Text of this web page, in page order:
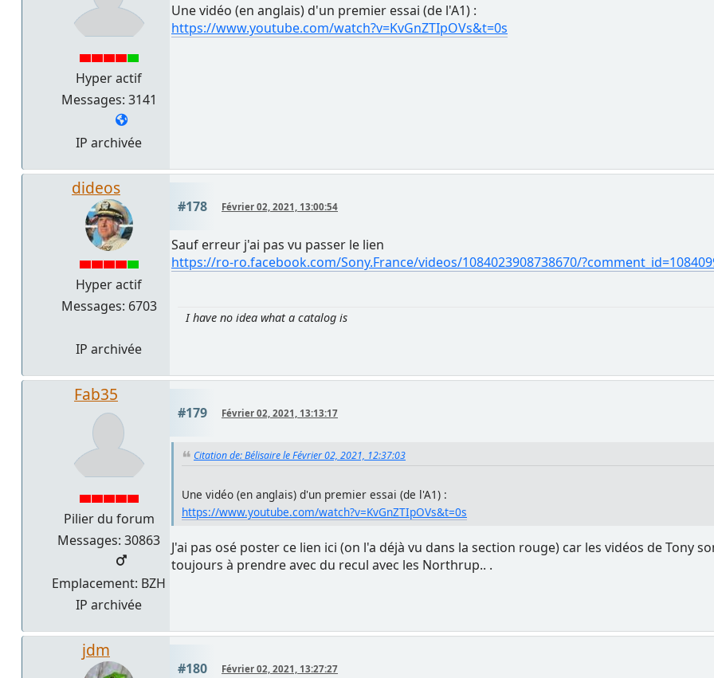
Hyper actif
Messages: 3141
IP archivée
Une vidéo (en anglais) d'un premier essai (de l'A1) :
https://www.youtube.com/watch?v=KvGnZTIpOVs&t=0s
dideos
Hyper actif
Messages: 6703
IP archivée
#178 Février 02, 2021, 13:00:54
Sauf erreur j'ai pas vu passer le lien
https://ro-ro.facebook.com/Sony.France/videos/1084023908738670/
I have no idea what a catalog is
Fab35
Pilier du forum
Messages: 30863
Emplacement: BZH
IP archivée
#179 Février 02, 2021, 13:13:17
Citation de: Bélisaire le Février 02, 2021, 12:37:03
Une vidéo (en anglais) d'un premier essai (de l'A1) :
https://www.youtube.com/watch?v=KvGnZTIpOVs&t=0s
J'ai pas osé poster ce lien ici (on l'a déjà vu dans la section rouge) car les vidéos de Tony
toujours à prendre avec du recul avec les Northrup.. .
jdm
#180 Février 02, 2021, 13:27:27